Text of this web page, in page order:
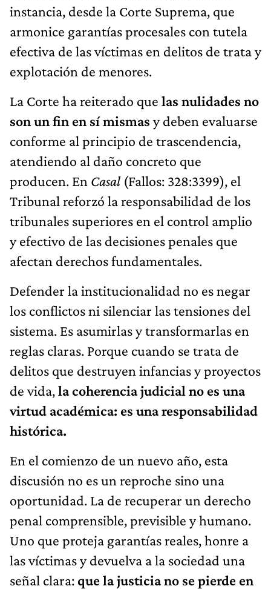
instancia, desde la Corte Suprema, que
armonice garantías procesales con tutela
efectiva de las víctimas en delitos de trata y
explotación de menores.
La Corte ha reiterado que las nulidades no
son un fin en sí mismas y deben evaluarse
conforme al principio de trascendencia,
atendiendo al daño concreto que
producen. En Casal (Fallos: 328:3399), el
Tribunal reforzó la responsabilidad de los
tribunales superiores en el control amplio
y efectivo de las decisiones penales que
afectan derechos fundamentales.
Defender la institucionalidad no es negar
los conflictos ni silenciar las tensiones del
sistema. Es asumirlas y transformarlas en
reglas claras. Porque cuando se trata de
delitos que destruyen infancias y proyectos
de vida,la coherencia judicial no es una
virtud académica: es una responsabilidad
histórica.
En el comienzo de un nuevo año, esta
discusión no es un reproche sino una
oportunidad. La de recuperar un derecho
penal comprensible, previsible y humano.
Uno que proteja garantías reales, honre a
las víctimas y devuelva a la sociedad una
señal clara: que la justicia no se pierde en